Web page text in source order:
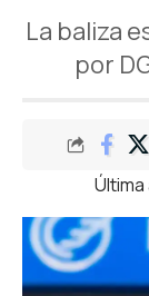
La baliza
por